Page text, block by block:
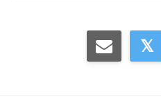
English